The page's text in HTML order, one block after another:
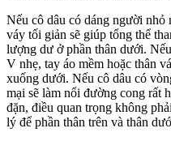
Nếu cô dâu có dáng người
váy tối giản sẽ giúp tổng thể
lượng dư ở phần thân dưới.
V nhẹ, tay áo mềm hoặc thân
xuống dưới. Nếu cô dâu có
mại sẽ làm nổi đường cong rất
đặn, điều quan trọng không
lý để phần thân trên và thân